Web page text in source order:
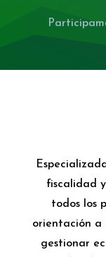
fiscalidad
todos los
orientación a
gestionar